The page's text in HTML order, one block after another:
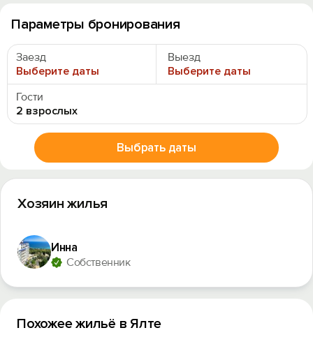
Параметры бронирования
Заезд
Выберите даты
Выезд
Выберите даты
Гости
2 взрослых
Выбрать даты
Хозяин жилья
Инна
Собственник
Похожее жильё в Ялте